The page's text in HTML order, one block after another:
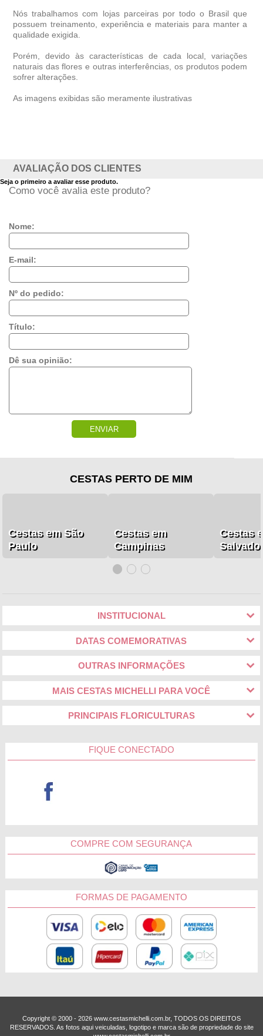
Nós trabalhamos com lojas parceiras por todo o Brasil que
possuem treinamento, experiência e materiais para manter a
qualidade exigida.
Porém, devido às características de cada local, variações
naturais das flores e outras interferências, os produtos podem
sofrer alterações.
As imagens exibidas são meramente ilustrativas
AVALIAÇÃO DOS CLIENTES
Seja o primeiro a avaliar esse produto.
Como você avalia este produto?
Nome:
E-mail:
Nº do pedido:
Título:
Dê sua opinião:
ENVIAR
CESTAS PERTO DE MIM
Cestas em São
Paulo
Cestas em
Campinas
Cestas
INSTITUCIONAL
DATAS COMEMORATIVAS
OUTRAS INFORMAÇÕES
MAIS CESTAS MICHELLI PARA VOCÊ
PRINCIPAIS FLORICULTURAS
FIQUE CONECTADO
COMPRE COM SEGURANÇA
FORMAS DE PAGAMENTO
Copyright © 2000 - ­2026 www.cestasmichelli.com.br, TODOS OS DIREITOS
RESERVADOS. As fotos aqui veiculadas, logotipo e marca são de propriedade do site